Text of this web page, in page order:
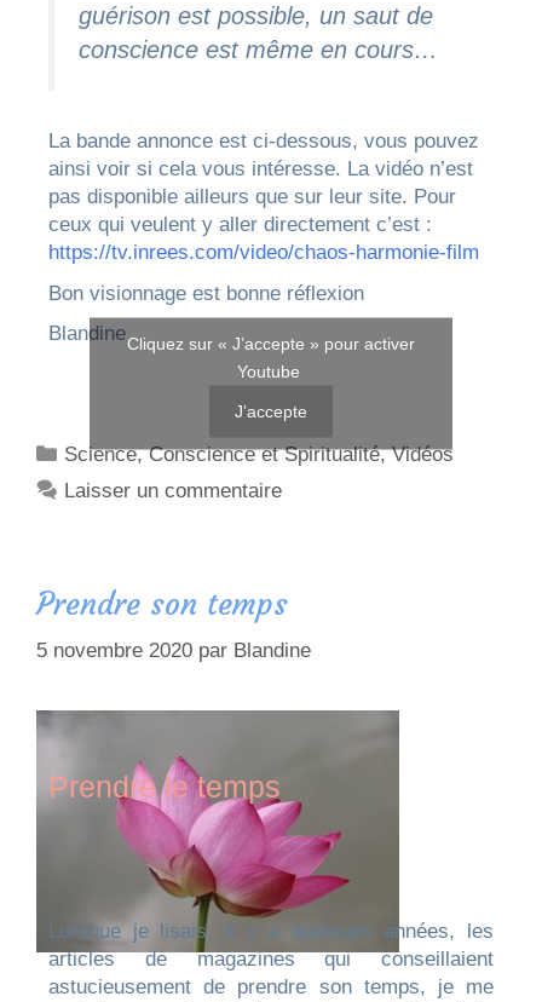
guérison est possible, un saut de
conscience est même en cours…
La bande annonce est ci-dessous, vous pouvez
ainsi voir si cela vous intéresse. La vidéo n’est
pas disponible ailleurs que sur leur site. Pour
ceux qui veulent y aller directement c’est :
https://tv.inrees.com/video/chaos-harmonie-film
Bon visionnage est bonne réflexion
BlandineCliquez sur « J’accepte » pour activer
Youtube
J’accepte
Science, Conscience et Spiritualité,Vidéos
Laisser un commentaire
Prendre son temps
5 novembre 2020 par Blandine
Prendre le temps
Lorsque je lisais, il y a quelques années, les
articles de magazines qui conseillaient
astucieusement de prendre son temps, je me